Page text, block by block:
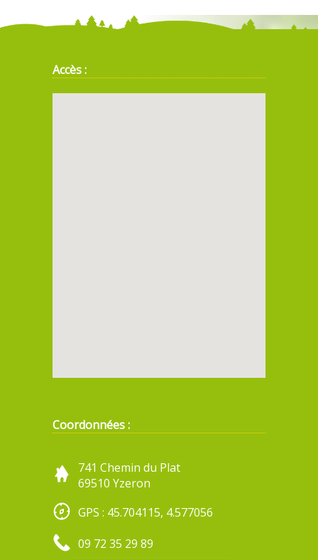
Accès :
Coordonnées :
741 Chemin du Plat
69510 Yzeron
GPS : 45.704115, 4.577056
09 72 35 29 89